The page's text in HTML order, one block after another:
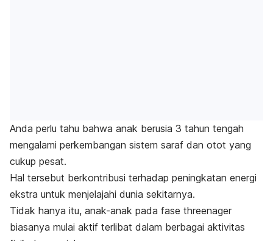
Anda perlu tahu bahwa anak berusia 3 tahun tengah
mengalami perkembangan sistem saraf dan otot yang
cukup pesat.
Hal tersebut berkontribusi terhadap peningkatan energi
ekstra untuk menjelajahi dunia sekitarnya.
Tidak hanya itu, anak-anak pada fase threenager
biasanya mulai aktif terlibat dalam berbagai aktivitas